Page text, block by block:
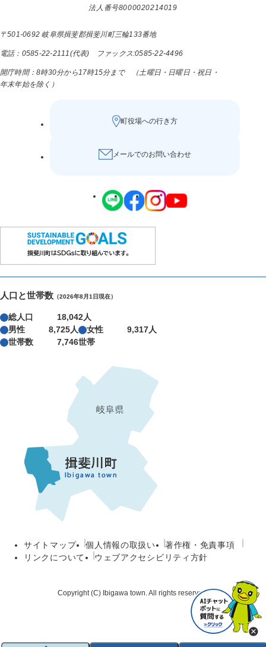
法人番号8000020214019
〒501-0692 岐阜県揖斐郡揖斐川町三輪133番地
電話：0585-22-2111(代表) ファックス:0585-22-4496
開庁時間：8時30分から17時15分まで （土曜日・日曜日・祝日・
年末年始を除く）
町役場への行き方
メールでのお問い合わせ
人口と世帯数 （2026年8月1日現在）
総人口
18,042人
男性
8,725人 女性
9,317人
世帯数
7,746世帯
サイトマップ 個人情報の取扱い
著作権・免責事項
リンクについて
ウェブアクセシビリティ方針
Copyright (C) Ibigawa town. All rights reserved.